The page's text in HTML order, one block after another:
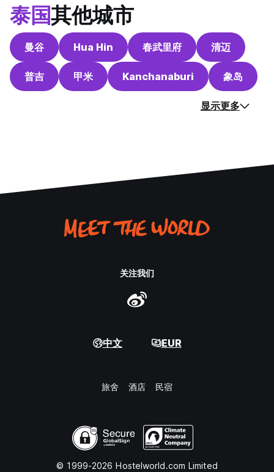
泰国其他城市
曼谷 Hua Hin 春武里府 清迈
普吉 甲米 Kanchanaburi 象岛
显示更多
关注我们
中文 EUR
旅舍 酒店 民宿
© 1999-2026 Hostelworld.com Limited